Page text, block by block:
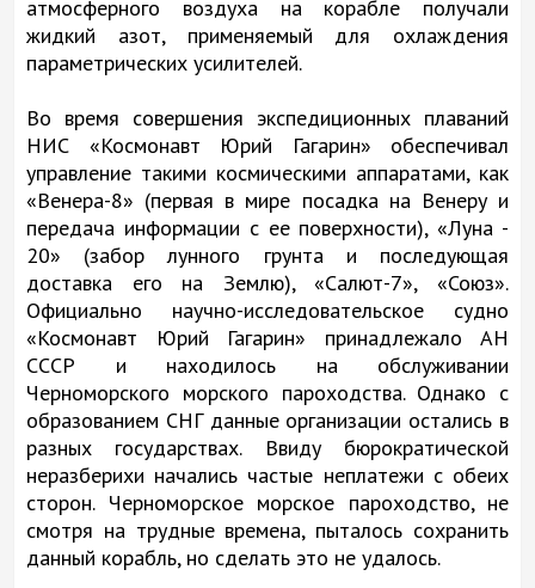
атмосферного воздуха на корабле получали
жидкий азот, применяемый для охлаждения
параметрических усилителей.
Во время совершения экспедиционных плаваний
НИС «Космонавт Юрий Гагарин» обеспечивал
управление такими космическими аппаратами, как
«Венера-8» (первая в мире посадка на Венеру и
передача информации с ее поверхности), «Луна -
20» (забор лунного грунта и последующая
доставка его на Землю), «Салют-7», «Союз».
Официально научно-исследовательское судно
«Космонавт Юрий Гагарин» принадлежало АН
СССР и находилось на обслуживании
Черноморского морского пароходства. Однако с
образованием СНГ данные организации остались в
разных государствах. Ввиду бюрократической
неразберихи начались частые неплатежи с обеих
сторон. Черноморское морское пароходство, не
смотря на трудные времена, пыталось сохранить
данный корабль, но сделать это не удалось.